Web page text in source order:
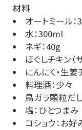
材料
オートミール：
水：300ml
ネギ：40g
ほぐしチキン
にんにく・生姜
料理酒：少々
鳥ガラ顆粒だ
塩：ひとつまみ
コショウ：お